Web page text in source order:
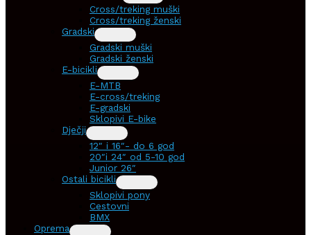
Cross/treking muški
Cross/treking ženski
Gradski
Gradski muški
Gradski ženski
E-bicikli
E-MTB
E-cross/treking
E-gradski
Sklopivi E-bike
Dječji
12″ i 16″- do 6 god
20″i 24″ od 5-10 god
Junior 26″
Ostali bicikli
Sklopivi pony
Cestovni
BMX
Oprema